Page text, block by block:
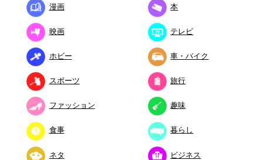
漫画 本
映画 テレビ
ホビー 車・バイク
スポーツ 旅行
ファッション 趣味
食事 暮らし
ネタ ビジネス